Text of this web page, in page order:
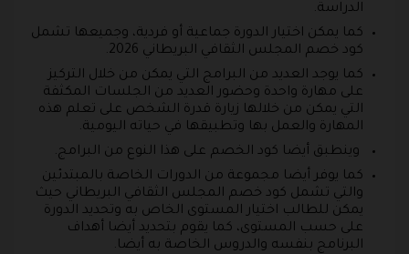
الدراسة.
كما يمكن اختيار الدورة جماعية أو فردية، وجميعها تشمل
كود خصم المجلس الثقافي البريطاني 2026.
كما يوجد العديد من البرامج التي يمكن من خلال التركيز
على مهارة واحدة وحضور العديد من الجلسات المكثفة
التي يمكن من خلالها زيارة قدرة الشخص على تعلم هذه
المهارة والعمل بها وتطبيقها في حياته اليومية.
وينطبق أيضا كود الخصم على هذا النوع من البرامج.
كما يوفر أيضا مجموعة من الدورات الخاصة بالمبتدئين
والتي تشمل كود خصم المجلس الثقافي البريطاني حيث
يمكن للطالب اختيار المستوى الخاص به وتحديد الدورة
على حسب المستوى، كما يقوم بتحديد أيضا أهداف
البرنامج بنفسه والدروس الخاصة به أيضا.